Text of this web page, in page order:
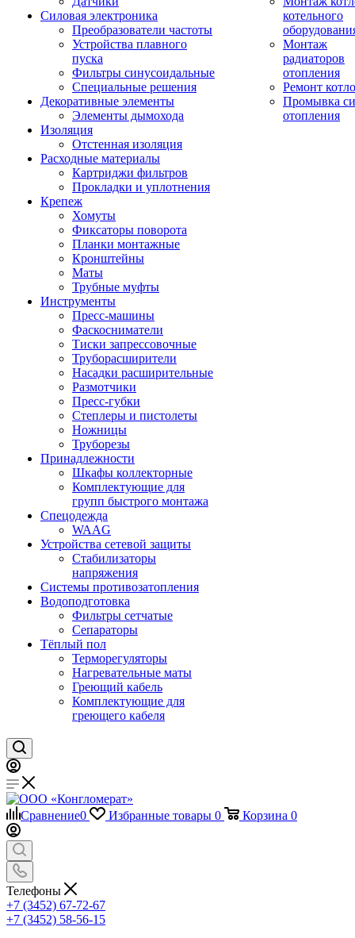
Силовая электроника
Преобразователи частоты
Устройства плавного
пуска
Фильтры синусоидальные
Специальные решения
Декоративные элементы
Элементы дымохода
Изоляция
Отстенная изоляция
Расходные материалы
Картриджи фильтров
Прокладки и уплотнения
Крепеж
Хомуты
Фиксаторы поворота
Планки монтажные
Кронштейны
Маты
Трубные муфты
Инструменты
Пресс-машины
Фаскосниматели
Тиски запрессовочные
Труборасширители
Насадки расширительные
Размотчики
Пресс-губки
Степлеры и пистолеты
Ножницы
Труборезы
Принадлежности
Шкафы коллекторные
Комплектующие для
групп быстрого монтажа
Спецодежда
WAAG
Устройства сетевой защиты
Стабилизаторы
напряжения
Системы противозатопления
Водоподготовка
Фильтры сетчатые
Сепараторы
Тёплый пол
Терморегуляторы
Нагревательные маты
Греющий кабель
Комплектующие для
греющего кабеля
котельного
Монтаж
радиаторов
отопления
Ремонт
Промывка
отопления
Сравнение0 Избранные товары 0 Корзина 0
Телефоны
+7 (3452) 67-72-67
+7 (3452) 58-56-15